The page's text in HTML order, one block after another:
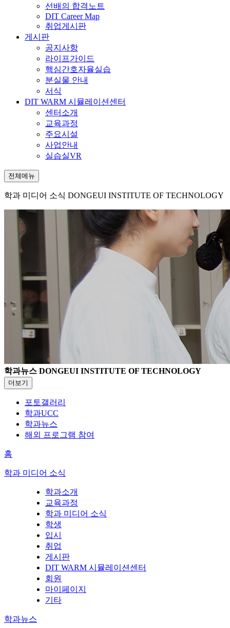
선배의 합격노트
DIT Career Map
취업게시판
게시판
공지사항
라이프가이드
핵심간호자율실습
분실물 안내
서식
DIT WARM 시뮬레이션센터
센터소개
교육과정
주요시설
사업안내
실습실VR
전체메뉴
학과 미디어 소식 DONGEUI INSTITUTE OF TECHNOLOGY
학과뉴스 DONGEUI INSTITUTE OF TECHNOLOGY
더보기
포토갤러리
학과UCC
학과뉴스
해외 프로그램 참여
홈
학과 미디어 소식
학과소개
교육과정
학과 미디어 소식
학생
입시
취업
게시판
DIT WARM 시뮬레이션센터
회원
마이페이지
기타
학과뉴스